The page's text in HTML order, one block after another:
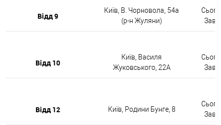
Відд 9
Київ, В. Чорновола, 54а
(р-н Жуляни)
Відд 10
Київ, Василя
Жуковського, 22А
Відд 12 Київ, Родини Бунге, 8